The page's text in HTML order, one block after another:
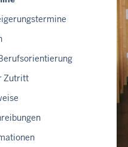
Zutritt